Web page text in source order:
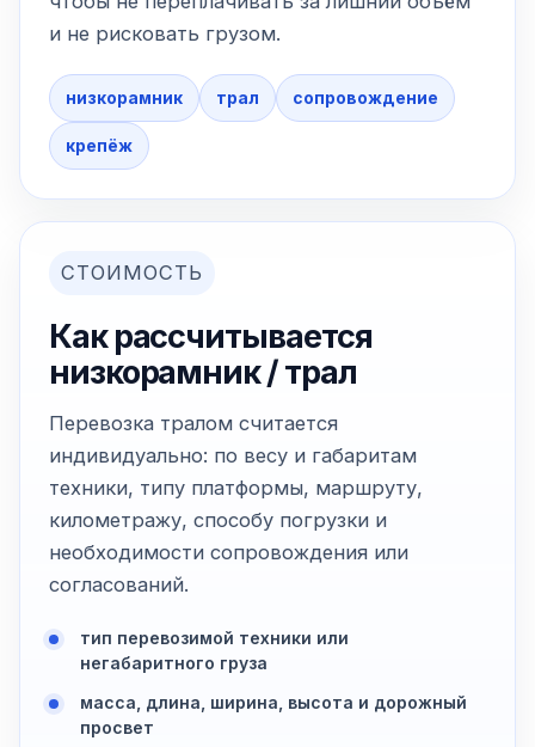
и не рисковать грузом.
низкорамник трал сопровождение
крепёж
СТОИМОСТЬ
Как рассчитывается
низкорамник / трал
Перевозка тралом считается
индивидуально: по весу и габаритам
техники, типу платформы, маршруту,
километражу, способу погрузки и
необходимости сопровождения или
согласований.
тип перевозимой техники или
негабаритного груза
масса, длина, ширина, высота и дорожный
просвет